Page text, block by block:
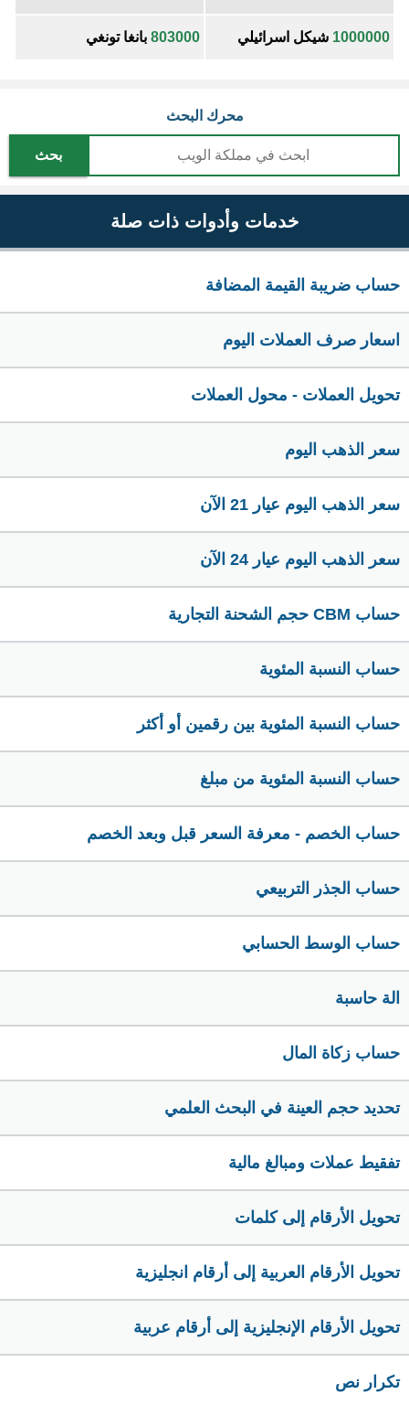
1000000 شيكل اسرائيلي 803000 بانغا تونغي
محرك البحث
بحث
خدمات وأدوات ذات صلة
حساب ضريبة القيمة المضافة
اسعار صرف العملات اليوم
تحويل العملات - محول العملات
سعر الذهب اليوم
سعر الذهب اليوم عيار 21 الآن
سعر الذهب اليوم عيار 24 الآن
حساب CBM حجم الشحنة التجارية
حساب النسبة المئوية
حساب النسبة المئوية بين رقمين أو أكثر
حساب النسبة المئوية من مبلغ
حساب الخصم - معرفة السعر قبل وبعد الخصم
حساب الجذر التربيعي
حساب الوسط الحسابي
الة حاسبة
حساب زكاة المال
تحديد حجم العينة في البحث العلمي
تفقيط عملات ومبالغ مالية
تحويل الأرقام إلى كلمات
تحويل الأرقام العربية إلى أرقام انجليزية
تحويل الأرقام الإنجليزية إلى أرقام عربية
تكرار نص